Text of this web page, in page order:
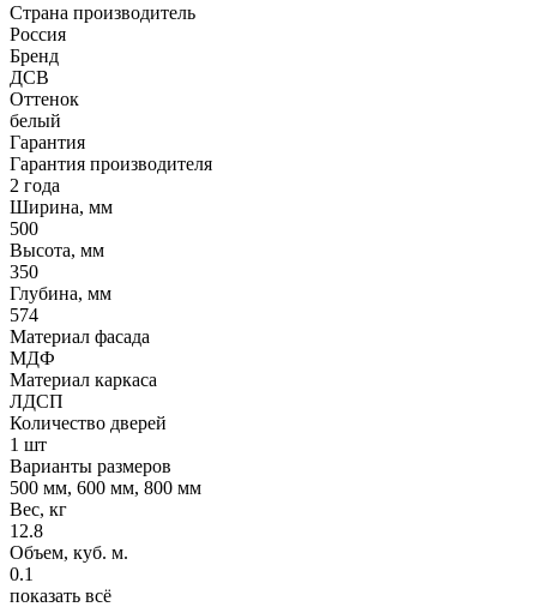
Страна производитель
Россия
Бренд
ДСВ
Оттенок
белый
Гарантия
Гарантия производителя
2 года
Ширина, мм
500
Высота, мм
350
Глубина, мм
574
Материал фасада
МДФ
Материал каркаса
ЛДСП
Количество дверей
1 шт
Варианты размеров
500 мм, 600 мм, 800 мм
Вес, кг
12.8
Объем, куб. м.
0.1
показать всё